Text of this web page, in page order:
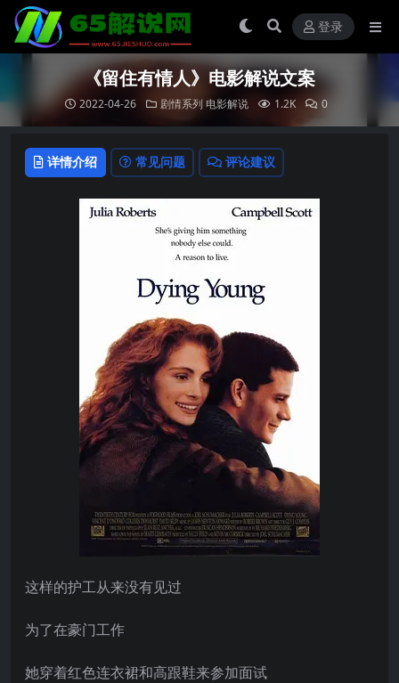
登录
《留住有情人》电影解说文案
2022-04-26 剧情系列 电影解说 1.2K 0
详情介绍 常见问题 评论建议
这样的护工从来没有见过
为了在豪门工作
她穿着红色连衣裙和高跟鞋来参加面试